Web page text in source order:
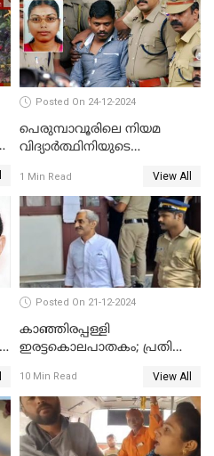
Posted On 24-12-2024
പെരുമ്പാവൂരിലെ നിയമ
വിദ്യാര്‍ത്ഥിനിയുടെ
അമീറുള്‍ ഇസ്ലാമിന്റെ
മനോനിലയില്‍ കുഴപ്പമില്ലെന്ന്
റിപ്പോര്‍ട്ട്
1 Min Read View All
Posted On 21-12-2024
കാഞ്ഞിരപ്പള്ളി
ഇരട്ടകൊലപാതകം; പ്രതി
ജീവപര്യന്തം
10 Min Read View All